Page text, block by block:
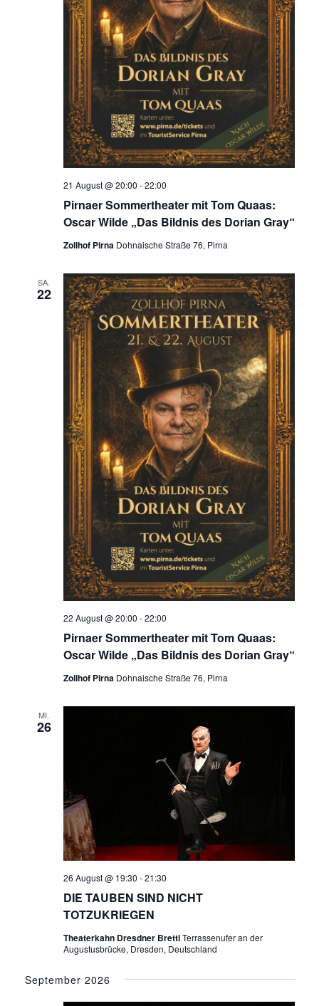
s
i
c
e
n
,
N
a
i
g
i
o
n
Pirnaer Sommertheater mit Tom Quaas:
Oscar Wilde „Das Bildnis des Dorian Gray“
21 August @ 20:00 -22:00
Zollhof Pirna Dohnaische Straße 76, Pirna
SA.
22
Pirnaer Sommertheater mit Tom Quaas:
Oscar Wilde „Das Bildnis des Dorian Gray“
22 August @ 20:00 -22:00
Zollhof Pirna Dohnaische Straße 76, Pirna
MI.
26
DIE TAUBEN SIND NICHT
TOTZUKRIEGEN
26 August @ 19:30 -21:30
Theaterkahn Dresdner BrettlTerrassenufer an der
Augustusbrücke, Dresden, Deutschland
September 2026